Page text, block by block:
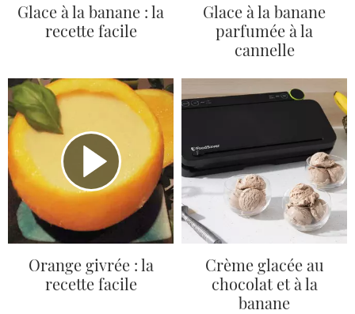
Glace à la banane : la
recette facile
Glace à la banane
parfumée à la
cannelle
Orange givrée : la
recette facile
Crème glacée au
chocolat et à la
banane